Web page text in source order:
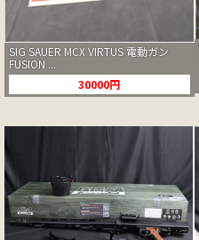
SIG SAUER MCX VIRTUS 電動ガン
FUSION ...
30000円